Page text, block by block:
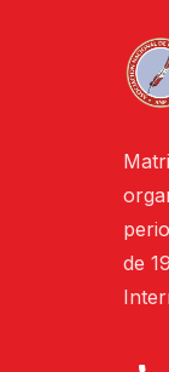
de